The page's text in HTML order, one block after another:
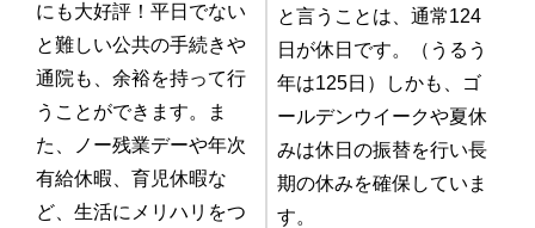
にも大好評！平日でない
と難しい公共の手続きや
通院も、余裕を持って行
うことができます。ま
た、ノー残業デーや年次
有給休暇、育児休暇な
ど、生活にメリハリをつ
と言うことは、通常124
日が休日です。（うるう
年は125日）しかも、ゴ
ールデンウイークや夏休
みは休日の振替を行い長
期の休みを確保していま
す。